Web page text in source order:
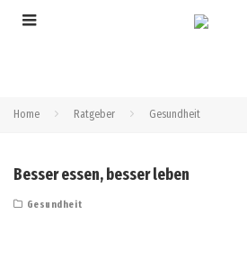
Home Ratgeber Gesundheit
Besser essen, besser leben
Gesundheit